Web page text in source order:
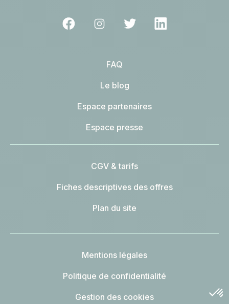
FAQ
Le blog
Espace partenaires
Espace presse
CGV & tarifs
Fiches descriptives des offres
Plan du site
Mentions légales
Politique de confidentialité
Gestion des cookies